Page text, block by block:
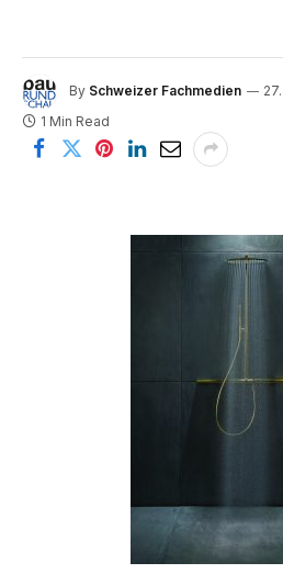
By Schweizer Fachmedien
1 Min Read